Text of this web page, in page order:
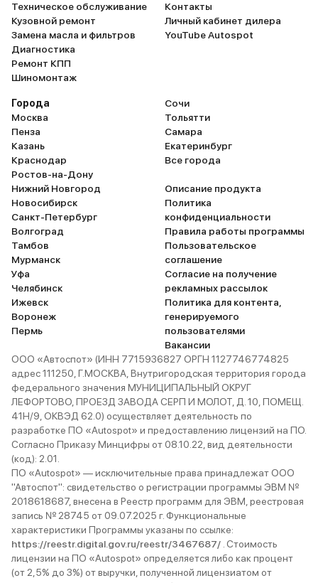
Техническое обслуживание
Кузовной ремонт
Замена масла и фильтров
Диагностика
Ремонт КПП
Шиномонтаж
Контакты
Личный кабинет дилера
YouTube Autospot
Города
Москва
Пенза
Казань
Краснодар
Ростов-на-Дону
Нижний Новгород
Новосибирск
Санкт-Петербург
Волгоград
Тамбов
Мурманск
Уфа
Челябинск
Ижевск
Воронеж
Пермь
Сочи
Тольятти
Самара
Екатеринбург
Все города
Описание продукта
Политика
конфиденциальности
Правила работы программы
Пользовательское
соглашение
Согласие на получение
рекламных рассылок
Политика для контента,
генерируемого
пользователями
Вакансии
ООО «Автоспот» (ИНН 7715936827 ОРГН 1127746774825
адрес 111250, Г.МОСКВА, Внутригородская территория города
федерального значения МУНИЦИПАЛЬНЫЙ ОКРУГ
ЛЕФОРТОВО, ПРОЕЗД ЗАВОДА СЕРП И МОЛОТ, Д. 10, ПОМЕЩ.
41Н/9, ОКВЭД 62.0) осуществляет деятельность по
разработке ПО «Autospot» и предоставлению лицензий на ПО.
Согласно Приказу Минцифры от 08.10.22, вид деятельности
(код): 2.01.
ПО «Autospot» — исключительные права принадлежат ООО
"Автоспот": свидетельство о регистрации программы ЭВМ №
2018618687, внесена в Реестр программ для ЭВМ, реестровая
запись № 28745 от 09.07.2025 г. Функциональные
характеристики Программы указаны по ссылке:
https://reestr.digital.gov.ru/reestr/3467687/ . Стоимость
лицензии на ПО «Autospot» определяется либо как процент
(от 2,5% до 3%) от выручки, полученной лицензиатом от